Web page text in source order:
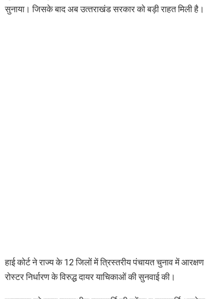
सुनाया। जिसके बाद अब उत्‍तराखंड सरकार को बड़ी राहत मिली है।
हाई कोर्ट ने राज्य के 12 जिलों में त्रिस्तरीय पंचायत चुनाव में आरक्षण
रोस्टर निर्धारण के विरुद्ध दायर याचिकाओं की सुनवाई की।